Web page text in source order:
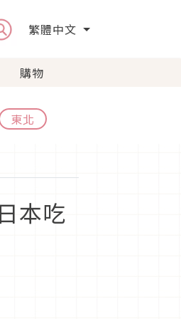
繁體中文
購物
東北
本吃